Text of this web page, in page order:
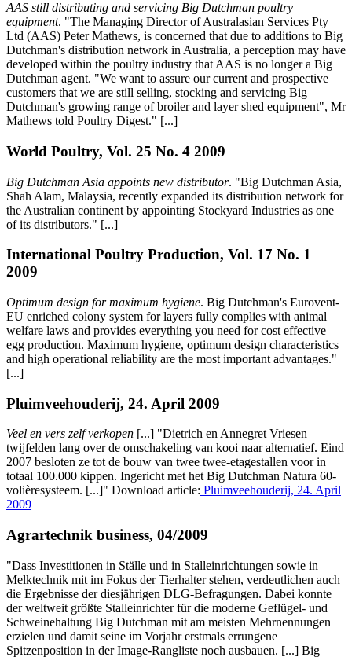
AAS still distributing and servicing Big Dutchman poultry
equipment. "The Managing Director of Australasian Services Pty
Ltd (AAS) Peter Mathews, is concerned that due to additions to Big
Dutchman's distribution network in Australia, a perception may have
developed within the poultry industry that AAS is no longer a Big
Dutchman agent. "We want to assure our current and prospective
customers that we are still selling, stocking and servicing Big
Dutchman's growing range of broiler and layer shed equipment", Mr
Mathews told Poultry Digest." [...]
World Poultry, Vol. 25 No. 4 2009
Big Dutchman Asia appoints new distributor. "Big Dutchman Asia,
Shah Alam, Malaysia, recently expanded its distribution network for
the Australian continent by appointing Stockyard Industries as one
of its distributors." [...]
International Poultry Production, Vol. 17 No. 1
2009
Optimum design for maximum hygiene. Big Dutchman's Eurovent-
EU enriched colony system for layers fully complies with animal
welfare laws and provides everything you need for cost effective
egg production. Maximum hygiene, optimum design characteristics
and high operational reliability are the most important advantages."
[...]
Pluimveehouderij, 24. April 2009
Veel en vers zelf verkopen [...] "Dietrich en Annegret Vriesen
twijfelden lang over de omschakeling van kooi naar alternatief. Eind
2007 besloten ze tot de bouw van twee twee-etagestallen voor in
totaal 100.000 kippen. Ingericht met het Big Dutchman Natura 60-
volièresysteem. [...]" Download article: Pluimveehouderij, 24. April
2009
Agrartechnik business, 04/2009
"Dass Investitionen in Ställe und in Stalleinrichtungen sowie in
Melktechnik mit im Fokus der Tierhalter stehen, verdeutlichen auch
die Ergebnisse der diesjährigen DLG-Befragungen. Dabei konnte
der weltweit größte Stalleinrichter für die moderne Geflügel- und
Schweinehaltung Big Dutchman mit am meisten Mehrnennungen
erzielen und damit seine im Vorjahr erstmals errungene
Spitzenposition in der Image-Rangliste noch ausbauen. [...] Big